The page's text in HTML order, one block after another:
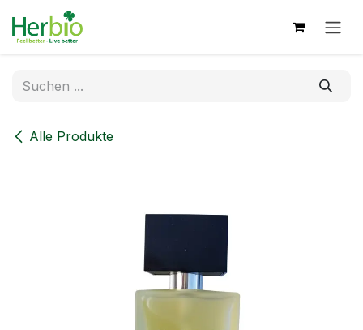
Zum Inhalt springen
Alle Produkte